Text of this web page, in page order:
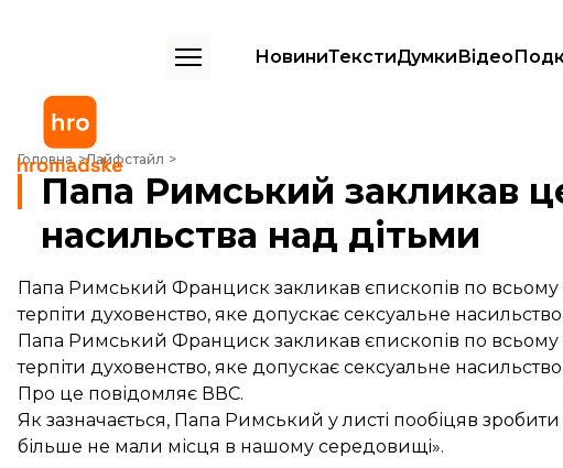
НовиниТекстиДумкиВідео
Головна Лайфстайл
Папа Римський закликав церкви не допускати насильства над дітьми
Папа Римський закликав
насильства над дітьми
Папа Римський Франциск закликав єпископів по всьому
терпіти духовенство, яке допускає сексуальне
Папа Римський Франциск закликав єпископів по всьому
терпіти духовенство, яке допускає сексуальне
Про це повідомляє ВВС.
Як зазначається, Папа Римський у листі пообіцяв
більше не мали місця в нашому середовищі».